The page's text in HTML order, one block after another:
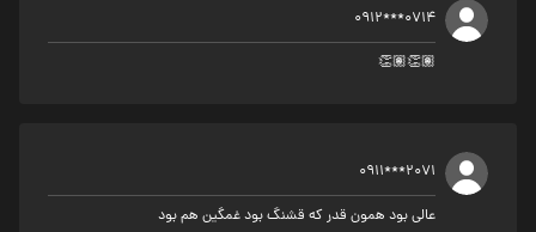
0912***0714
👏🏽👏🏽
0911***2071
عالی بود همون قدر که قشنگ بود غمگین هم بود